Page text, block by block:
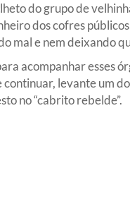
do grupo de
dos cofres
mal e nem deixando
acompanhar esses
levante um
no “cabrito rebelde”.